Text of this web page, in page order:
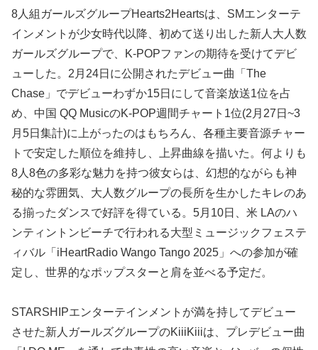
8人組ガールズグループHearts2Heartsは、SMエンターテ
インメントが少女時代以降、初めて送り出した新人大人数
ガールズグループで、K-POPファンの期待を受けてデビ
ューした。2月24日に公開されたデビュー曲「The
Chase」でデビューわずか15日にして音楽放送1位を占
め、中国 QQ MusicのK-POP週間チャート1位(2月27日~3
月5日集計)に上がったのはもちろん、各種主要音源チャー
トで安定した順位を維持し、上昇曲線を描いた。何よりも
8人8色の多彩な魅力を持つ彼女らは、幻想的ながらも神
秘的な雰囲気、大人数グループの長所を生かしたキレのあ
る揃ったダンスで好評を得ている。5月10日、米 LAのハ
ンティントンビーチで行われる大型ミュージックフェステ
ィバル「iHeartRadio Wango Tango 2025」への参加が確
定し、世界的なポップスターと肩を並べる予定だ。
STARSHIPエンターテインメントが満を持してデビュー
させた新人ガールズグループのKiiiKiiiは、プレデビュー曲